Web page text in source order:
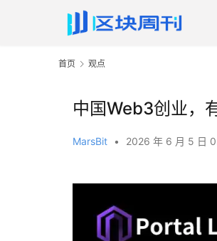
首页 观点
中国Web3创业，
MarsBit • 2026 年 6 月 5 日